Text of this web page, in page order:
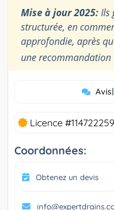
Mise à jour 2025:Ils
structurée, en
approfondie, après
une recommandation
Avis|
Licence
Coordonnées:
Obtenez un devis